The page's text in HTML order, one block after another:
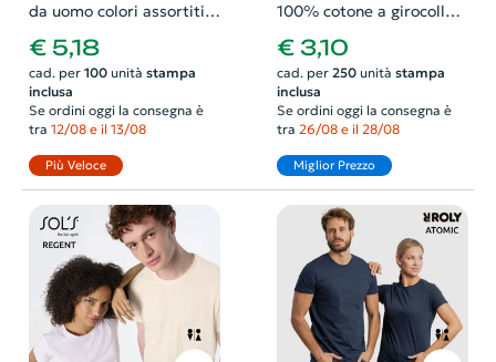
da uomo colori assortiti a
girocollo taglio regolare
100% cotone 190gr
€ 5,18
cad. per 100unità stampa
inclusa
Se ordini oggi la consegna è
tra 12/08 e il 13/08
Più Veloce
100% cotone a girocollo
con etichetta removibile
da 150gr
€ 3,10
cad. per 250unità stampa
inclusa
Se ordini oggi la consegna è
tra 26/08 e il 28/08
Miglior Prezzo